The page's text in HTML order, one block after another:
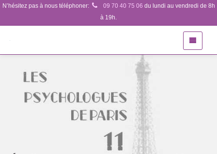
N’hésitez pas à nous téléphoner: 09 70 40 75 06 du lundi au vendredi de 8h
à 19h.